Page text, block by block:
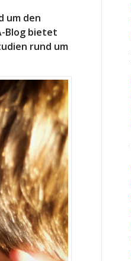
um den
Blog bietet
rund um